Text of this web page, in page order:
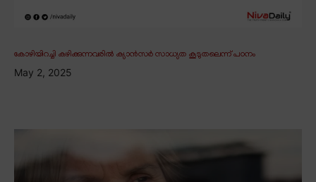
കോഴിയിറച്ചി കഴിക്കുന്നവരിൽ ക്യാൻസർ സാധ്യത കൂടുതലെന്ന് പഠനം
May 2, 2025